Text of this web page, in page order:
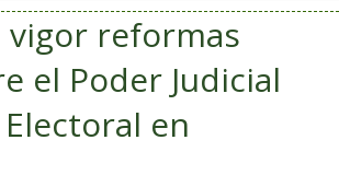
vigor reformas
el Poder Judicial
en